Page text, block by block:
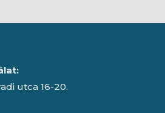
utca 16-20.